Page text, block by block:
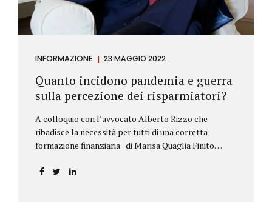
INFORMAZIONE 23 MAGGIO 2022
Quanto incidono pandemia e guerra
sulla percezione dei risparmiatori?
A colloquio con l’avvocato Alberto Rizzo che
ribadisce la necessità per tutti di una corretta
formazione finanziaria di Marisa Quaglia Finito
periodo grigio della pandemia da Covid, possiamo